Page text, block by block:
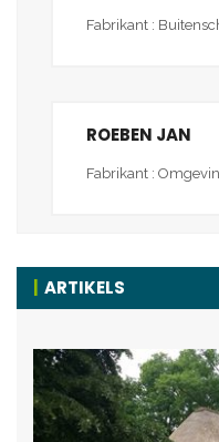
Fabrikant :
ROEBEN JAN
Fabrikant :
ARTIKELS